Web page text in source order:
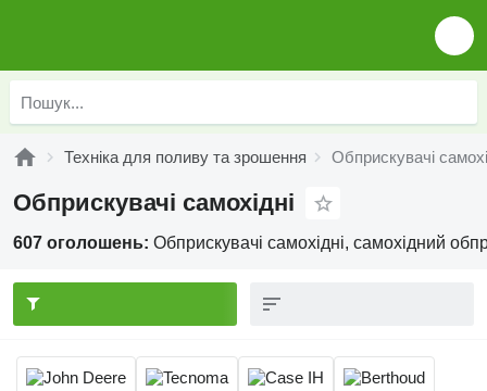
Техніка для поливу та зрошення Обприскувачі
Обприскувачі самохідні
607 оголошень: Обприскувачі самохідні, самохідний